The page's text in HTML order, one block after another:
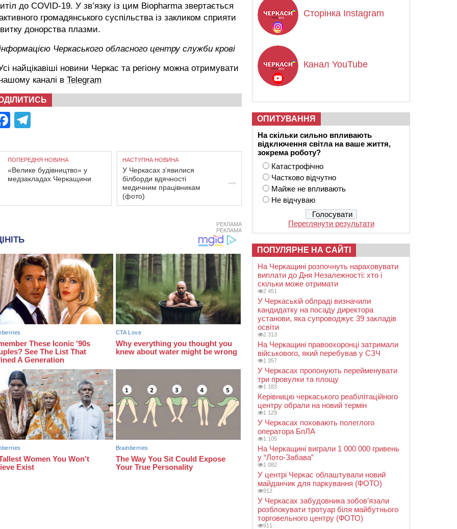
до COVID-19. У зв’язку із цим Biopharma звертається
громадянського суспільства із закликом сприяти
донорства плазми.
Черкаського обласного центру служби крові
найцікавіші новини Черкас та регіону можна отримувати
каналі в Telegram
Facebook
ПОПЕРЕДНЯ НОВИНА
«Велике будівництво» у
медзакладах Черкащини
НАСТУПНА НОВИНА
У Черкасах з’явилися
білборди вдячності
медичним працівникам
(фото)
РЕКЛАМА
РЕКЛАМА
Сторінка Instagram
Канал YouTube
ОПИТУВАННЯ
На скільки сильно впливають
відключення світла на ваше життя,
зокрема роботу?
Катастрофічно
Частково відчутно
Майже не впливають
Не відчуваю
Переглянути результати
ПОПУЛЯРНЕ НА САЙТІ
На Черкащині розпочнуть нараховувати
виплати до Дня Незалежності: хто і
скільки може отримати
2 451
У Черкаській облраді визначили
кандидатку на посаду директора
установи, яка супроводжує 39 закладів
освіти
2 313
На Черкащині правоохоронці затримали
військового, який перебував у СЗЧ
1 357
У Черкасах пропонують перейменувати
три провулки та площу
1 183
Керівницю черкаського реабілітаційного
центру обрали на новий термін
1 129
У Черкасах поховають полеглого
оператора БпЛА
1 105
На Черкащині виграли 1 000 000 гривень
у “Лото-Забава”
1 082
У центрі Черкас облаштували новий
майданчик для паркування (ФОТО)
912
У Черкасах забудовника зобов’язали
розблокувати тротуар біля майбутнього
торговельного центру (ФОТО)
911